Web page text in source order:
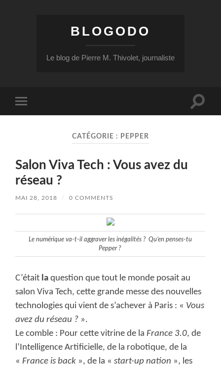
BLOGODO
Le blog de Pierre M. Thivolet, journaliste
mobile
Toggle
CATÉGORIE : PEPPER
Salon Viva Tech : Vous avez du
réseau ?
MAI 28, 2018 / 0 COMMENTS
Le numérique va-t-il aggraver les inégalités ? Qu’en penses-tu
Pepper ?
C’était la question que tout le monde posait au
salon Viva Tech, cette grande messe des nouvelles
technologies qui vient de s’achever à Paris : « Vous
avez du réseau ? ».
Le comble : Pour cette vitrine de laFrance 3.0, de
l’Intelligence Artificielle, de la robotique, de la
«France is back », de la «start-up nation », les